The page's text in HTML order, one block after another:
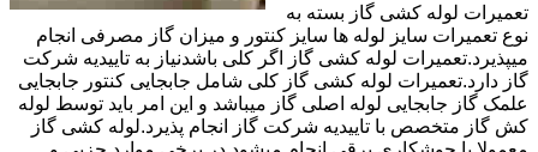
تعمیرات لوله کشی گاز بسته به
نوع تعمیرات سایز لوله ها سایز کنتور و میزان گاز مصرفی انجام
میپذیرد.تعمیرات لوله کشی گاز اگر کلی باشدنیاز به تاییدیه شرکت
گاز دارد.تعمیرات لوله کشی گاز کلی شامل جابجایی کنتور جابجایی
علمک گاز جابجایی لوله اصلی گاز میباشد و این امر باید توسط لوله
کش گاز متخصص با تاییدیه شرکت گاز انجام پذیرد.لوله کشی گاز